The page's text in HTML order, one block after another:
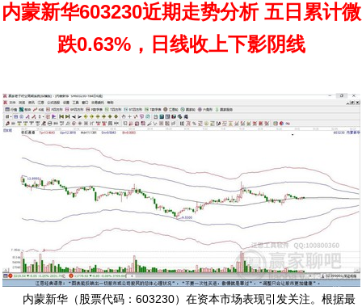
内蒙新华603230近期走势分析 五日累计微
跌0.63%，日线收上下影阴线
内蒙新华（股票代码：603230）在资本市场表现引发关注。根据最